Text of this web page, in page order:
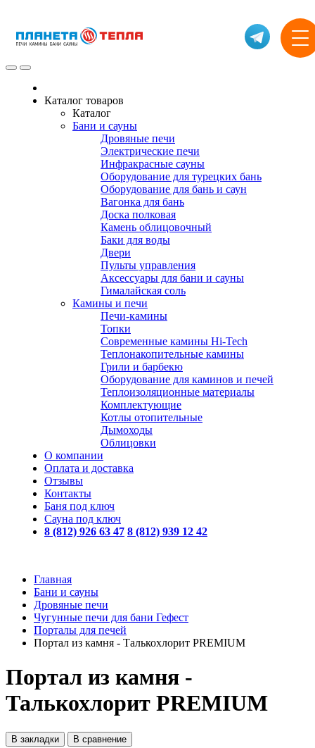
Каталог товаров
Каталог
Бани и сауны
Дровяные печи
Электрические печи
Инфракрасные сауны
Оборудование для турецких бань
Оборудование для бань и саун
Вагонка для бань
Доска полковая
Камень облицовочный
Баки для воды
Двери
Пульты управления
Аксессуары для бани и сауны
Гималайская соль
Камины и печи
Печи-камины
Топки
Современные камины Hi-Tech
Теплонакопительные камины
Грили и барбекю
Оборудование для каминов и печей
Теплоизоляционные материалы
Комплектующие
Котлы отопительные
Дымоходы
Облицовки
О компании
Оплата и доставка
Отзывы
Контакты
Баня под ключ
Сауна под ключ
8 (812) 926 63 47 8 (812) 939 12 42
Главная
Бани и сауны
Дровяные печи
Чугунные печи для бани Гефест
Порталы для печей
Портал из камня - Талькохлорит PREMIUM
Портал из камня -
Талькохлорит PREMIUM
В закладки В сравнение